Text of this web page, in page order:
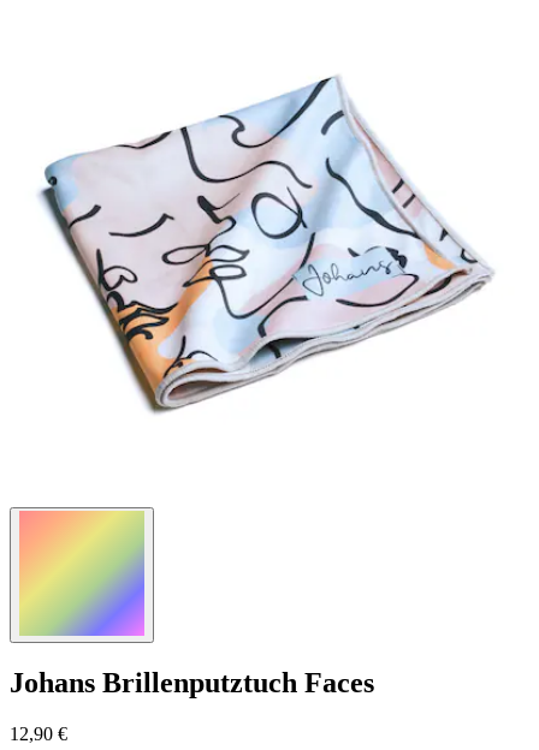
Johans Brillenputztuch Faces
12,90 €